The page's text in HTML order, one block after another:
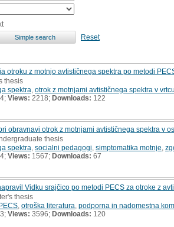
Reset
otroku z motnjo avtističnega spektra po metodi
thesis
spektra otrok z motnjami avtističnega spektra v vrtcu
Views: 2218; Downloads: 122
obravnavi otrok z motnjami avtističnega spektra v
thesis
spektra socialni pedagogi simptomatika motnje
Views: 1567; Downloads: 67
Vidku srajčico po metodi PECS za otroke z
thesis
otroška literatura podporna in nadomestna
Views: 3596; Downloads: 120